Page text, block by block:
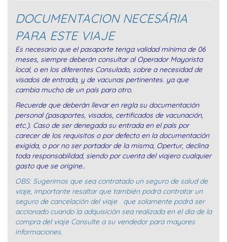
DOCUMENTACION NECESÁRIA
PARA ESTE VIAJE
Es necesario que el pasaporte tenga validad mínima de 06
meses, siempre deberán consultar al Operador Mayorista
local, o en los diferentes Consulado, sobre a necesidad de
visados de entrada, y de vacunas pertinentes. ya que
cambia mucho de un país para otro.
Recuerde que deberán llevar en regla su documentación
personal (pasaportes, visados, certificados de vacunación,
etc.). Caso de ser denegada su entrada en el país por
carecer de los requisitos o por defecto en la documentación
exigida, o por no ser portador de la misma, Opertur, declina
toda responsabilidad, siendo por cuenta del viajero cualquier
gasto que se origine..
OBS: Sugerimos que sea contratado un seguro de salud de
viaje, importante resaltar que también podrá contratar un
seguro de cancelación del viaje que solamente podrá ser
accionado cuando la adquisición sea realizada en el dia de la
compra del viaje Consulte a su vendedor para mayores
informaciones.